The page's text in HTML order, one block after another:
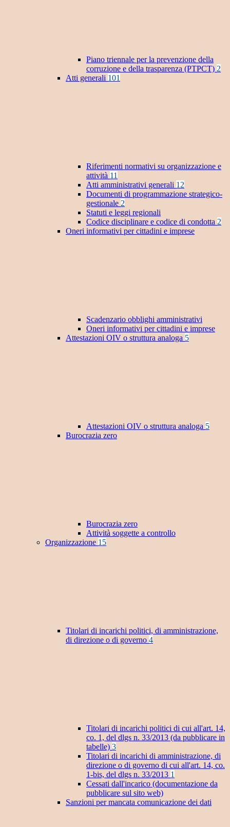
Piano triennale per la prevenzione della
corruzione e della trasparenza (PTPCT) 2
Atti generali 101
Riferimenti normativi su organizzazione e
attività 11
Atti amministrativi generali 12
Documenti di programmazione strategico-
gestionale 2
Statuti e leggi regionali
Codice disciplinare e codice di condotta 2
Oneri informativi per cittadini e imprese
Scadenzario obblighi amministrativi
Oneri informativi per cittadini e imprese
Attestazioni OIV o struttura analoga 5
Attestazioni OIV o struttura analoga 5
Burocrazia zero
Burocrazia zero
Attività soggette a controllo
Organizzazione 15
Titolari di incarichi politici, di amministrazione,
di direzione o di governo 4
Titolari di incarichi politici di cui all'art. 14,
co. 1, del dlgs n. 33/2013 (da pubblicare in
tabelle) 3
Titolari di incarichi di amministrazione, di
direzione o di governo di cui all'art. 14, co.
1-bis, del dlgs n. 33/2013 1
Cessati dall'incarico (documentazione da
pubblicare sul sito web)
Sanzioni per mancata comunicazione dei dati